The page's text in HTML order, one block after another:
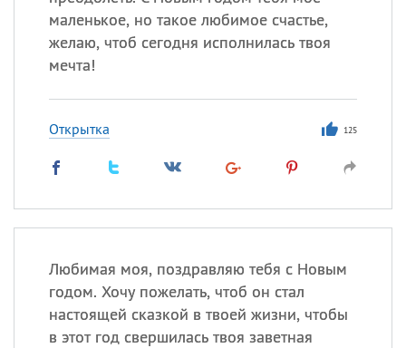
маленькое, но такое любимое счастье,
желаю, чтоб сегодня исполнилась твоя
мечта!
Открытка 125
Любимая моя, поздравляю тебя с Новым
годом. Хочу пожелать, чтоб он стал
настоящей сказкой в твоей жизни, чтобы
в этот год свершилась твоя заветная